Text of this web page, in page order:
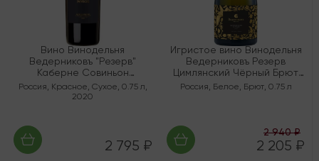
Вино Винодельня
Ведерниковъ "Резерв"
Каберне Совиньон
Корнесобственный ЗГУ
Долина Дона
Россия, Красное, Сухое, 0.75 л,
2020
2 795 ₽
Игристое вино Винодельня
Ведерниковъ Резерв
Цимлянский Чёрный Брют
ЗГУ Долина Дона
Россия, Белое, Брют, 0.75 л
2 940 ₽
2 205 ₽